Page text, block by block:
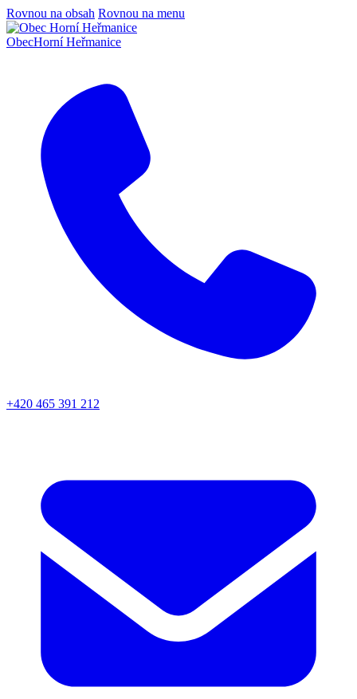
Rovnou na obsah Rovnou na menu
ObecHorní Heřmanice
+420 465 391 212